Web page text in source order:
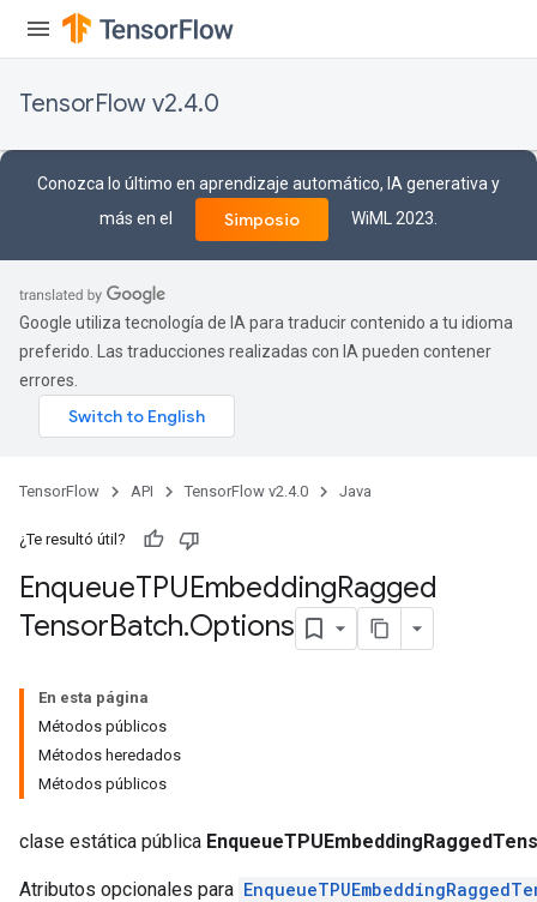
TensorFlow v2.4.0
Conozca lo último en aprendizaje automático, IA generativa y
más en el
Simposio WiML 2023.
Google utiliza tecnología de IA para traducir contenido a tu idioma
preferido. Las traducciones realizadas con IA pueden contener
errores.
TensorFlow API TensorFlow v2.4.0 Java
¿Te resultó útil?
EnqueueTPUEmbeddingRagged
TensorBatch.Options
En esta página
Métodos públicos
Métodos heredados
Métodos públicos
clase estática pública
Atributos opcionales para